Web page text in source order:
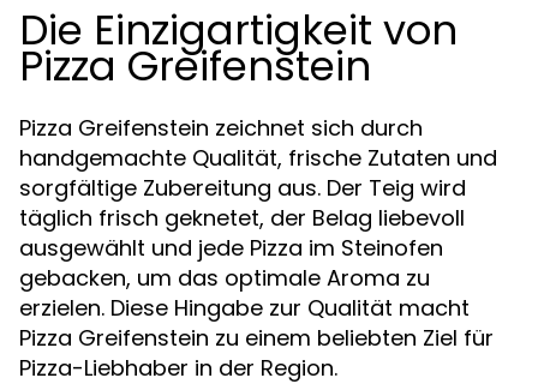
Die Einzigartigkeit von
Pizza Greifenstein
Pizza Greifenstein zeichnet sich durch
handgemachte Qualität, frische Zutaten und
sorgfältige Zubereitung aus. Der Teig wird
täglich frisch geknetet, der Belag liebevoll
ausgewählt und jede Pizza im Steinofen
gebacken, um das optimale Aroma zu
erzielen. Diese Hingabe zur Qualität macht
Pizza Greifenstein zu einem beliebten Ziel für
Pizza-Liebhaber in der Region.